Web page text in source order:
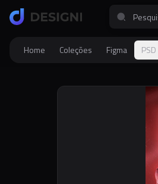
Home Coleções Figma PSD